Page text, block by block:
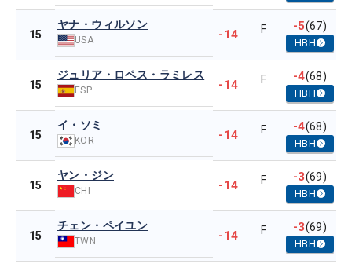
15
ヤナ・ウィルソン
USA -14 F -5(67)
HBH
15
ジュリア・ロペス・ラミレス
ESP -14 F -4(68)
HBH
15
イ・ソミ
KOR -14 F -4(68)
HBH
15
ヤン・ジン
CHI -14 F -3(69)
HBH
15
チェン・ペイユン
TWN -14 F -3(69)
HBH